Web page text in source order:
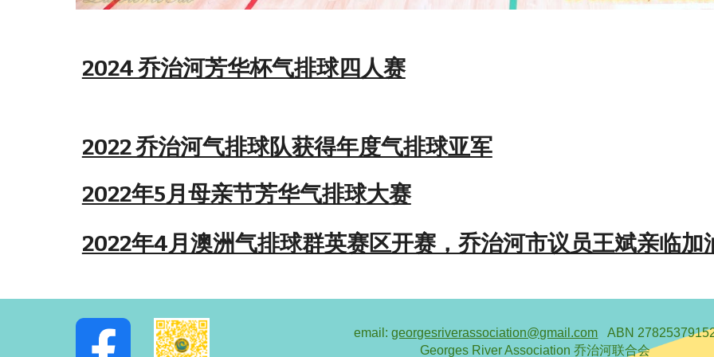
2024 乔治河芳华杯气排球四人赛
2022 乔治河气排球队获得年度气排球亚军
2022年5月母亲节芳华气排球大赛
2022年4月澳洲气排球群英赛区开赛，乔治河市议员王斌亲临加
email:georgesriverassociation@gmail.com
ABN
Georges River Association 乔治河联合会